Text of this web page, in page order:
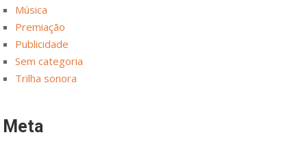
Música
Premiação
Publicidade
Sem categoria
Trilha sonora
Meta